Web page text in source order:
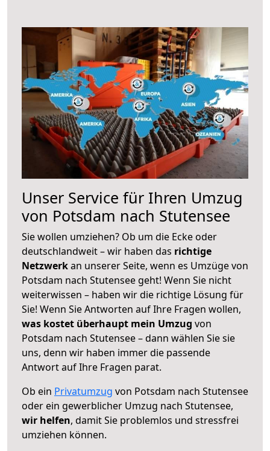
Unser Service für Ihren Umzug
von Potsdam nach Stutensee
Sie wollen umziehen? Ob um die Ecke oder
deutschlandweit – wir haben das richtige
Netzwerkan unserer Seite, wenn es Umzüge von
Potsdam nach Stutensee geht! Wenn Sie nicht
weiterwissen – haben wir die richtige Lösung für
Sie! Wenn Sie Antworten auf Ihre Fragen wollen,
was kostet überhaupt mein Umzug von
Potsdam nach Stutensee – dann wählen Sie sie
uns, denn wir haben immer die passende
Antwort auf Ihre Fragen parat.
Ob ein Privatumzug von Potsdam nach Stutensee
oder ein gewerblicher Umzug nach Stutensee,
wir helfen, damit Sie problemlos und stressfrei
umziehen können.